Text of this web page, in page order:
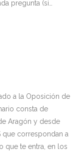
y
pregunta (si…
a la Oposición de
consta de
Aragón y desde
que correspondan a
que te entra, en los